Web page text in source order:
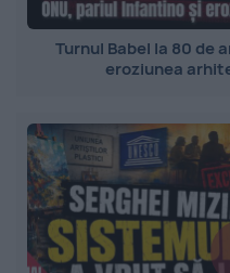
Turnul Babel la 80 de
eroziunea